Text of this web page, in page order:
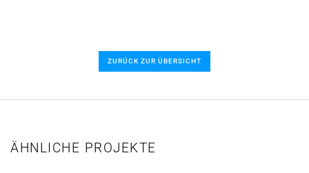
ZURÜCK ZUR ÜBERSICHT
ÄHNLICHE PROJEKTE